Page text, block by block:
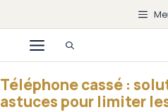
au
contenuMenu
Téléphone cassé :
astuces pour limiter